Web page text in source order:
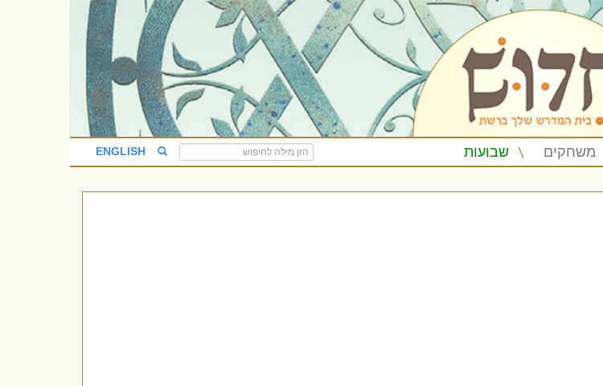
משחקים שבועות ENGLISH